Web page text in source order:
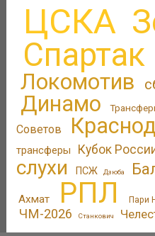
ЦСКА
Спартак
Локомотив
Динамо
Советов
трансферы
Кубок
слухи
ПСЖ Дзюба
Ахмат РПЛ Пари
ЧМ-2026 Станкович